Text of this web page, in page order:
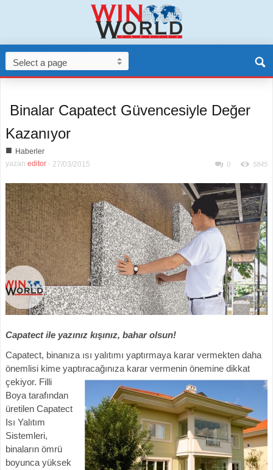
Binalar Capatect Güvencesiyle Değer
Kazanıyor
■ Haberler
yazan editor - 27/03/2015 0 5845
Capatect ile yazınız kışınız, bahar olsun!
Capatect, binanıza ısı yalıtımı yaptırmaya karar vermekten daha
önemlisi kime yaptıracağınıza karar vermenin önemine dikkat
çekiyor. Filli
Boya tarafından
üretilen Capatect
Isı Yalıtım
Sistemleri,
binaların ömrü
boyunca yüksek